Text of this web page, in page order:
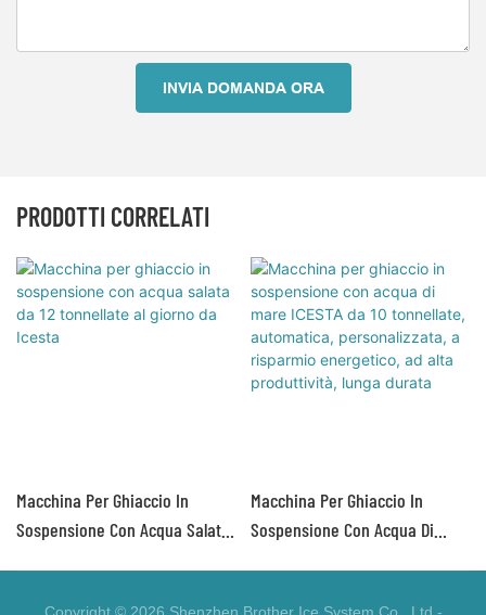
INVIA DOMANDA ORA
PRODOTTI CORRELATI
Macchina Per Ghiaccio In
Sospensione Con Acqua Salata
Macchina Per Ghiaccio In
Sospensione Con Acqua Di